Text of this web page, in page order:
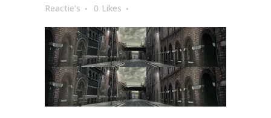
Reactie's
0 Likes